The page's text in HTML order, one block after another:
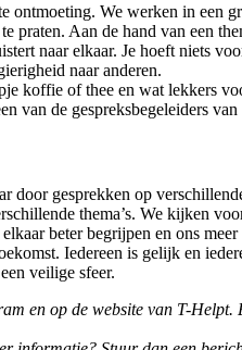
ontmoeting. We werken in een
praten. Aan de hand van een
naar elkaar. Je hoeft niets
naar anderen.
koffie of thee en wat lekkers
van de gespreksbegeleiders
door gesprekken op
thema’s. We kijken
beter begrijpen en ons
Iedereen is gelijk en
veilige sfeer.
en op de website van T-Helpt.